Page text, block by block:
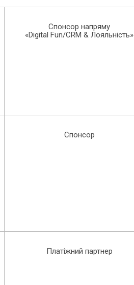
Спонсор напряму
«Digital Fun/CRM & Лояльність»
Спонсор
Платіжний партнер